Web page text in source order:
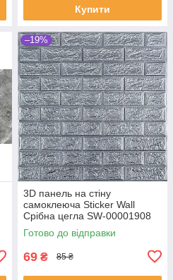
Купити
–19%
3D панель на стіну
самоклеюча Sticker Wall
Срібна цегла SW-00001908
700х770х2 мм (SHiz17066)
Готово до відправки
69 ₴ 85 ₴